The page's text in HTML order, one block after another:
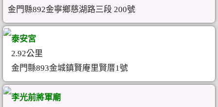
金門縣892金寧鄉慈湖路三段 200號
泰安宮
2.92公里
金門縣893金城鎮賢庵里賢厝1號
李光前將軍廟